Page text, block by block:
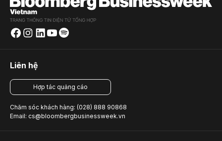
Liên hệ
Hợp tác quảng cáo
Chăm sóc khách hàng: (028) 888 90868
Email: cs@bloombergbusinessweek.vn